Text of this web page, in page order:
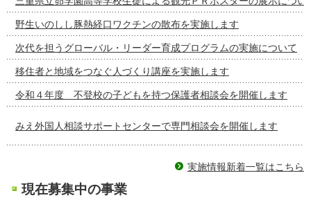
野生いのしし豚熱経口ワクチンの散布を実施します
次代を担うグローバル・リーダー育成プログラムの実施について
移住者と地域をつなぐ人づくり講座を実施します
令和４年度 不登校の子どもを持つ保護者相談会を開催します
みえ外国人相談サポートセンターで専門相談会を開催します
実施情報新着一覧はこちら
現在募集中の事業